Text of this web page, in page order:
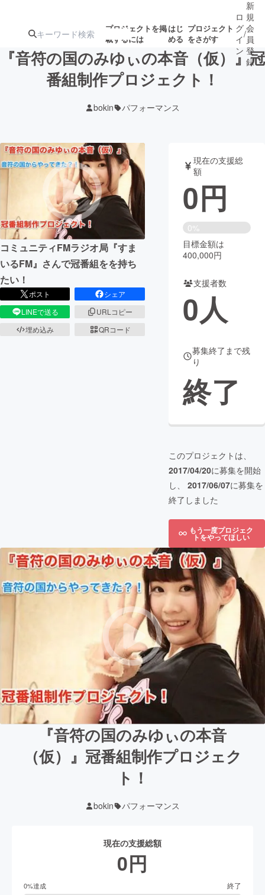
プロジェクトを掲
載するには
はじ
める
プロジェクト
をさがす
ジェクト
ロジェクト
アート・写真 音楽
テクノロジー・ガジェット ゲーム・サ
映像・映画 書籍・雑誌
ビジネス・起業 チャレンジ
まちづくり・地域活性化
CAMPFIRE for Social Good
CAMPFIRE Creation
ロ
グ
イ
ン
/
新
規
会
員
登
録
『音符の国のみゆぃの本音（仮）』冠
番組制作プロジェクト！
bokin パフォーマンス
コミュニティFMラジオ局『すま
いるFM』さんで冠番組をを持ち
たい！
ポスト
シェア
LINEで送る
URLコピー
埋め込み
QRコード
現在の支援総
額
0円
0%
目標金額は
400,000円
支援者数
0人
募集終了まで残
り
終了
このプロジェクトは、
2017/04/20に募集を開始
し、 2017/06/07に募集を
終了しました
もう一度プロジェク
トをやってほしい
『音符の国のみゆぃの本音
（仮）』冠番組制作プロジェク
ト！
bokin パフォーマンス
現在の支援総額
0円
0%達成 終了